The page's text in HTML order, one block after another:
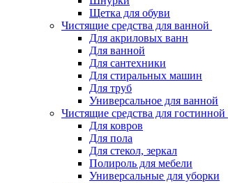
Щетка для обуви
Чистящие средства для ванной
Для акриловых ванн
Для ванной
Для сантехники
Для стиральных машин
Для труб
Универсальное для ванной
Чистящие средства для гостинной
Для ковров
Для пола
Для стекол, зеркал
Полироль для мебели
Универсальные для уборки